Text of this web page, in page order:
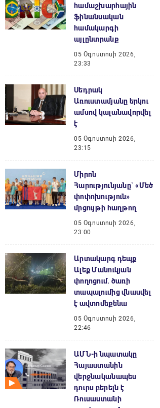
համաշխարհային
ֆինանսական
համակարգի
այլընտրանք
05 Օգոստոսի 2026,
23:33
Սեդրակ
Առուստամյանը երկու
ամսով կալանավորվել
է
05 Օգոստոսի 2026,
23:15
Միրոն
Հարությունյանը` «Մեծ
փոփոխություն»
մրցույթի հաղթող
05 Օգոստոսի 2026,
23:00
Արտակարգ դեպք
Ալեք Մանուկյան
փողոցում. ծառի
տապալումից վնասվել
է ավտոմեքենա
05 Օգոստոսի 2026,
22:46
ԱՄՆ-ի նպատակը
Հայաստանին
վերջնականապես
դուրս բերելն է
Ռուսաստանի